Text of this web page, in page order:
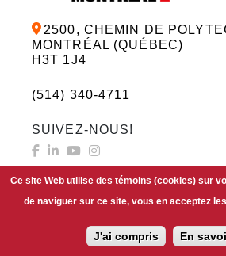
2500, CHEMIN DE
MONTRÉAL (QUÉBEC)
H3T 1J4
(514) 340-4711
SUIVEZ-NOUS!
FAIRE UN DON
Ce site Web utilise des témoins (cookies) sur
de naviguer sur ce site, vous en acceptez
J'ai compris En